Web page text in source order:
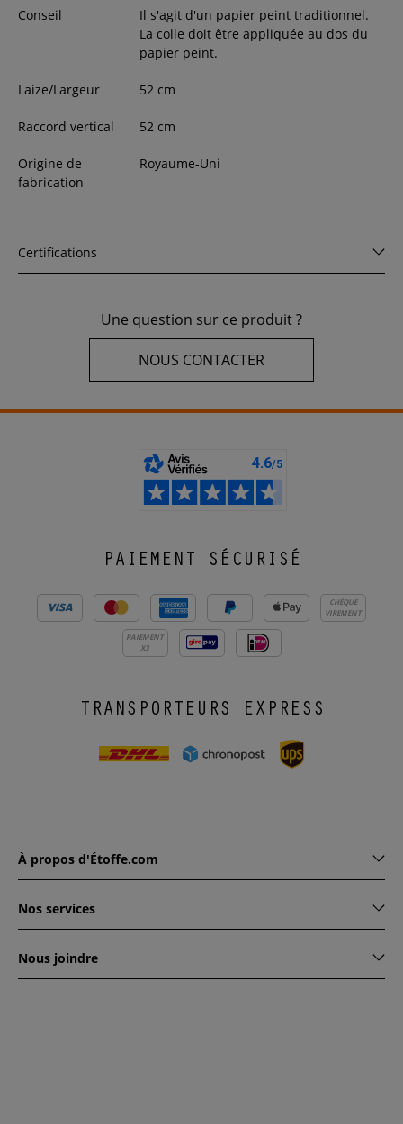
Conseil
Il s'agit d'un papier peint traditionnel.
La colle doit être appliquée au dos du
papier peint.
Laize/Largeur 52 cm
Raccord vertical 52 cm
Origine de
fabrication
Royaume-Uni
Certifications
Une question sur ce produit ?
NOUS CONTACTER
PAIEMENT SÉCURISÉ
CHÈQUE
VIREMENT
PAIEMENT
X3
TRANSPORTEURS EXPRESS
À propos d'Étoffe.com
Nos services
Nous joindre